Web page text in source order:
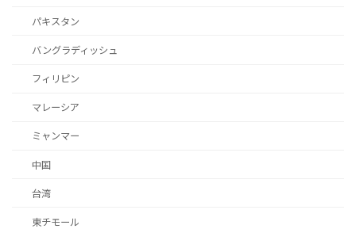
パキスタン
バングラディッシュ
フィリピン
マレーシア
ミャンマー
中国
台湾
東チモール